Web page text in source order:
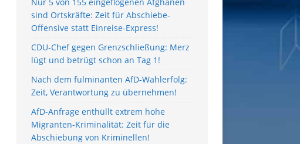
Nur 5 von 155 eingeflogenen Afghanen
sind Ortskräfte: Zeit für Abschiebe-
Offensive statt Einreise-Express!
CDU-Chef gegen Grenzschließung: Merz
lügt und betrügt schon an Tag 1!
Nach dem fulminanten AfD-Wahlerfolg:
Zeit, Verantwortung zu übernehmen!
AfD-Anfrage enthüllt extrem hohe
Migranten-Kriminalität: Zeit für die
Abschiebung von Kriminellen!